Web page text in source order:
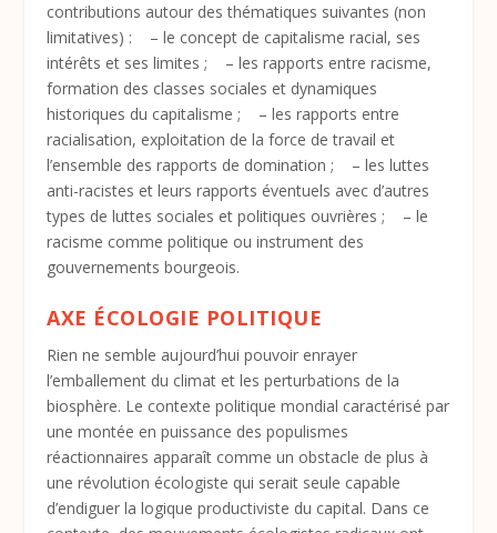
contributions autour des thématiques suivantes (non
limitatives) : – le concept de capitalisme racial, ses
intérêts et ses limites ; – les rapports entre racisme,
formation des classes sociales et dynamiques
historiques du capitalisme ; – les rapports entre
racialisation, exploitation de la force de travail et
l’ensemble des rapports de domination ; – les luttes
anti-racistes et leurs rapports éventuels avec d’autres
types de luttes sociales et politiques ouvrières ; – le
racisme comme politique ou instrument des
gouvernements bourgeois.
AXE ÉCOLOGIE POLITIQUE
Rien ne semble aujourd’hui pouvoir enrayer
l’emballement du climat et les perturbations de la
biosphère. Le contexte politique mondial caractérisé par
une montée en puissance des populismes
réactionnaires apparaît comme un obstacle de plus à
une révolution écologiste qui serait seule capable
d’endiguer la logique productiviste du capital. Dans ce